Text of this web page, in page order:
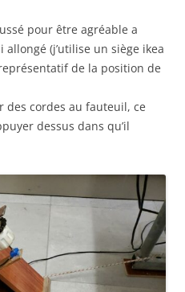
pour être agréable a
(j’utilise un siège ikea
de la position de
des cordes au fauteuil, ce
dessus dans qu’il